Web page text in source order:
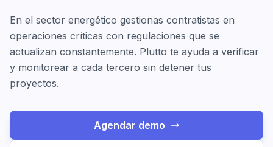
En el sector energético gestionas contratistas en
operaciones críticas con regulaciones que se
actualizan constantemente. Plutto te ayuda a verificar
y monitorear a cada tercero sin detener tus
proyectos.
Agendar demo